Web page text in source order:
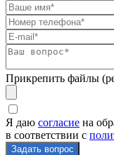
Прикрепить файлы
Я даю согласие на
в соответствии с